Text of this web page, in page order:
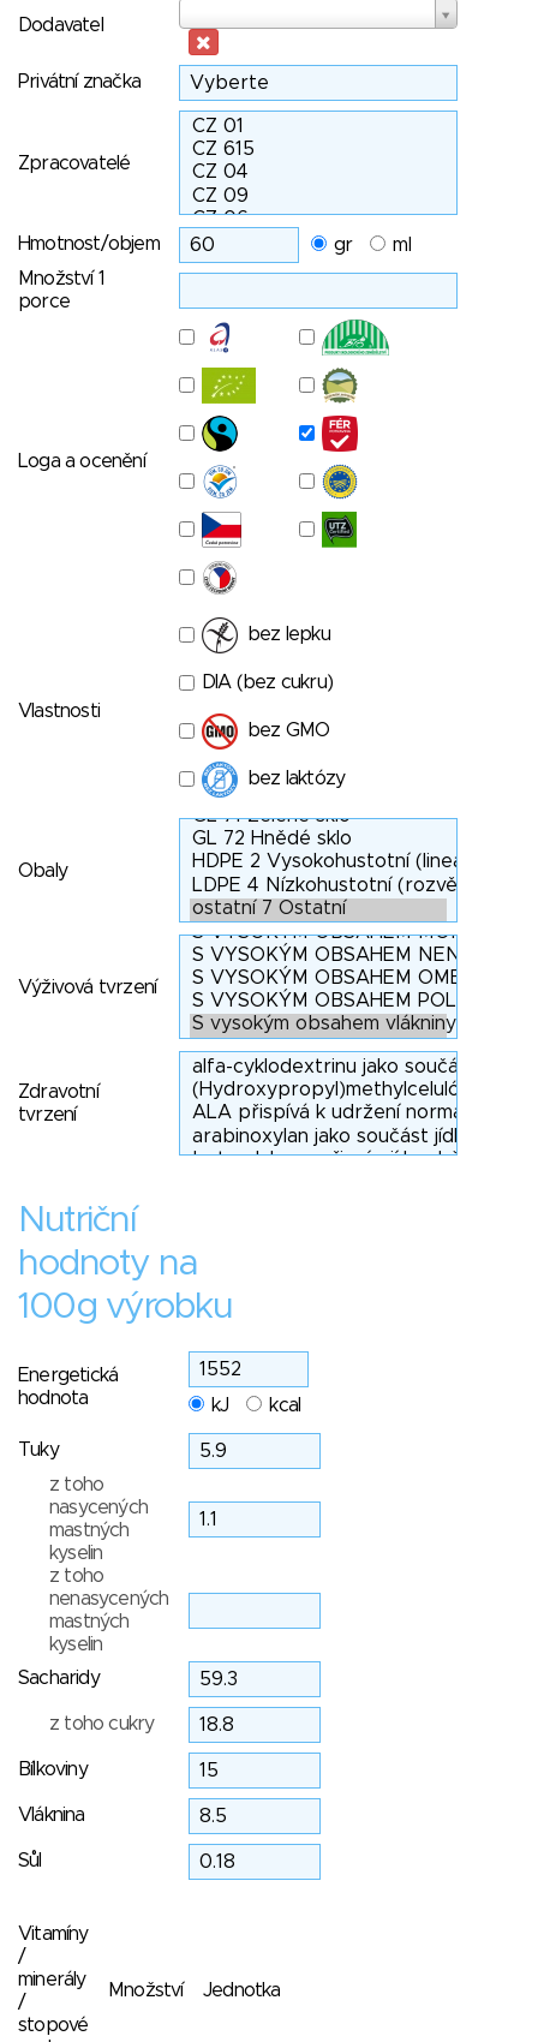
Dodavatel
Privátní značka
Zpracovatelé
Hmotnost/objem gr
ml
Množství 1
porce
Loga a ocenění
Vlastnosti
bez lepku
DIA (bez cukru)
bez GMO
bez laktózy
Obaly
Výživová tvrzení
Zdravotní
tvrzení
Nutriční
hodnoty na
100g výrobku
Energetická
hodnota
kJ kcal
Tuky
z toho
nasycených
mastných
kyselin
z toho
nenasycených
mastných
kyselin
Sacharidy
z toho cukry
Bílkoviny
Vláknina
Sůl
Vitamíny
/
minerály
/
stopové
Množství Jednotka